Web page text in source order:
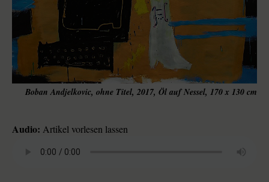
Boban Andjelkovic, ohne Titel, 2017, Öl auf Nessel, 170 x 130 cm
Audio: Artikel vorlesen lassen